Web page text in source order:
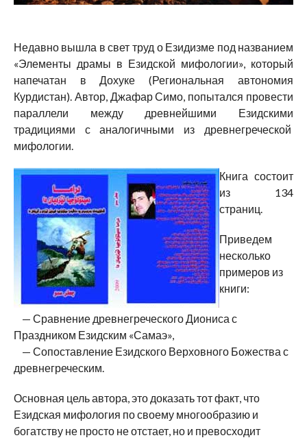
Недавно вышла в свет труд о Езидизме под названием
«Элементы драмы в Езидской мифологии», который
напечатан в Дохуке (Региональная автономия
Курдистан). Автор, Джафар Симо, попытался провести
параллели между древнейшими Езидскими
традициями с аналогичными из древнегреческой
мифологии.
Книга состоит
из 134
страниц.
Приведем
несколько
примеров из
книги:
— Сравнение древнегреческого Диониса с
Праздником Езидским «Самаэ»,
— Сопоставление Езидского Верховного Божества с
древнегреческим.
Основная цель автора, это доказать тот факт, что
Езидская мифология по своему многообразию и
богатству не просто не отстает, но и превосходит